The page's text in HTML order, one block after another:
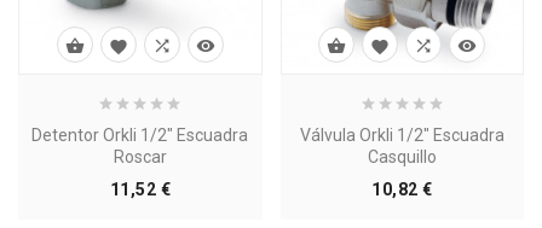
Detentor Orkli 1/2" Escuadra
Roscar
11,52 €Precio
   
Válvula Orkli 1/2" Escuadra
Casquillo
10,82 €Precio
   